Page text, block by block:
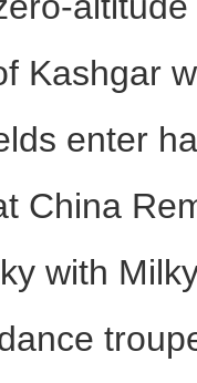
啡遇上中国茶
Kashgar
enter
China
with